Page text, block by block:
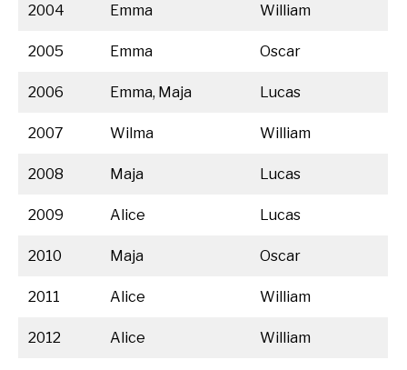
2004 Emma William
2005 Emma Oscar
2006 Emma, Maja Lucas
2007 Wilma William
2008 Maja Lucas
2009 Alice Lucas
2010 Maja Oscar
2011 Alice William
2012 Alice William